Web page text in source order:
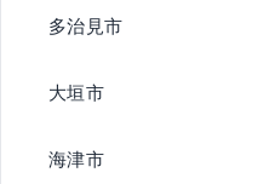
多治見市
大垣市
海津市